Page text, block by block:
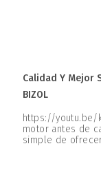
Calidad Y Mejor
BIZOL
https://youtu.be/
motor antes de
simple de